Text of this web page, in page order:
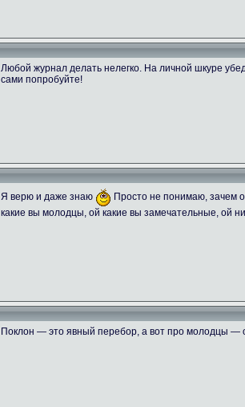
Любой журнал делать нелегко. На личной шкуре
сами попробуйте!
Я верю и даже знаю
Просто не понимаю, зачем
какие вы молодцы, ой какие вы замечательные, ой
Поклон — это явный перебор, а вот про молодцы —